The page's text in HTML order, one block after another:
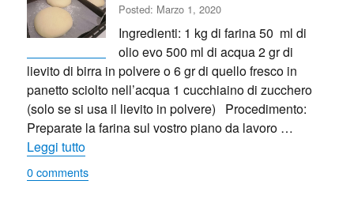
Posted: Marzo 1, 2020
Ingredienti: 1 kg di farina 50 ml di
olio evo 500 ml di acqua 2 gr di
lievito di birra in polvere o 6 gr di quello fresco in
panetto sciolto nell’acqua 1 cucchiaino di zucchero
(solo se si usa il lievito in polvere) Procedimento:
Preparate la farina sul vostro piano da lavoro …
Leggi tutto“Impasto base per la pizza”
0 comments